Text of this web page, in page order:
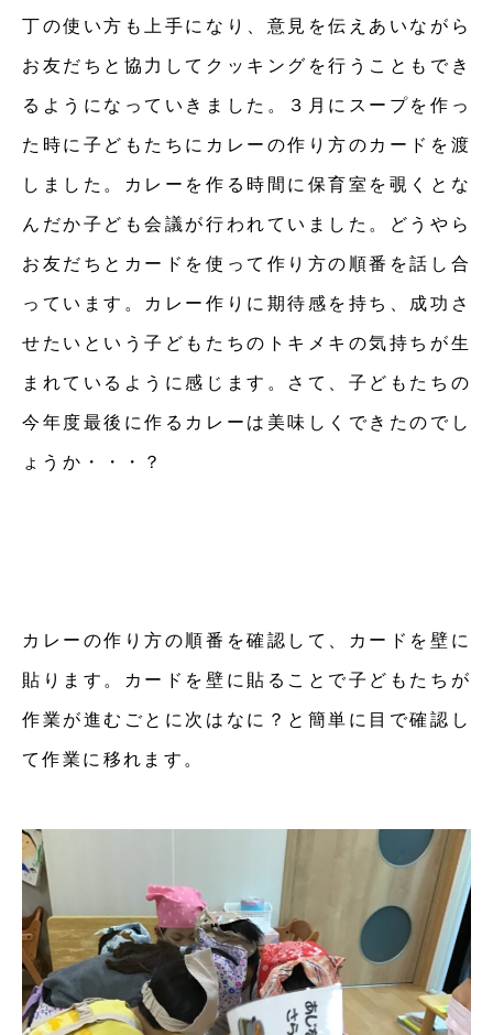
丁の使い方も上手になり、意見を伝えあいながら
お友だちと協力してクッキングを行うこともでき
るようになっていきました。３月にスープを作っ
た時に子どもたちにカレーの作り方のカードを渡
しました。カレーを作る時間に保育室を覗くとな
んだか子ども会議が行われていました。どうやら
お友だちとカードを使って作り方の順番を話し合
っています。カレー作りに期待感を持ち、成功さ
せたいという子どもたちのトキメキの気持ちが生
まれているように感じます。さて、子どもたちの
今年度最後に作るカレーは美味しくできたのでし
ょうか・・・？
カレーの作り方の順番を確認して、カードを壁に
貼ります。カードを壁に貼ることで子どもたちが
作業が進むごとに次はなに？と簡単に目で確認し
て作業に移れます。